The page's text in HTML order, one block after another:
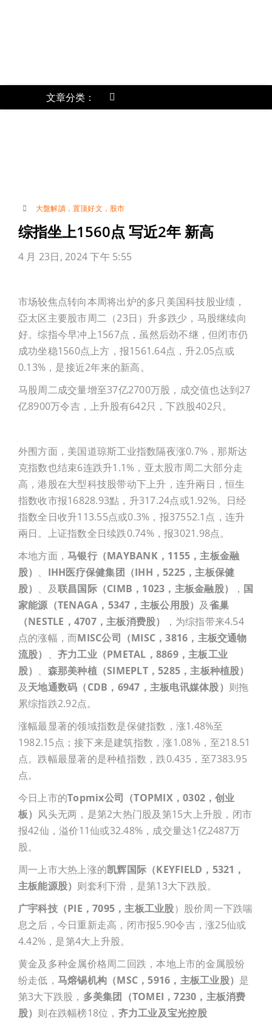
文章分类：
Toggle
账号详情
登入
大盤解讀， 置顶好文 ， 股市
综指坐上1560点 写近2年 新高
4 月 23日, 2024 下午 5:55
市场较焦点转向本周将出炉的多只美国科技股业绩，
亞太区主要股市周二（23日）升多跌少，马股继续向
好。综指今早冲上1567点，虽然后劲不继，但闭市仍
成功坐稳1560点上方，报1561.64点，升2.05点或
0.13%，是接近2年来的新高。
马股周二成交量增至37亿2700万股，成交值也达到27
亿8900万令吉，上升股有642只，下跌股402只。
外围方面，美国道琼斯工业指数隔夜涨0.7%，那斯达
克指数也结束6连跌升1.1%，亚太股市周二大部分走
高，港股在大型科技股带动下上升，连升兩日，恒生
指数收市报16828.93點，升317.24点或1.92%。日经
指数全日收升113.55点或0.3%，报37552.1点，连升
兩日。上证指数全日续跌0.74%，报3021.98点。
本地方面，马银行（MAYBANK，1155，主板金融
股） 、 IHH医疗保健集团（IHH，5225，主板保健
股） 、及联昌国际（CIMB，1023，主板金融股） ， 国
家能源（TENAGA，5347，主板公用股） 及雀巢
（NESTLE，4707，主板消费股）
，为综指带来4.54
点的涨幅，而MISC公司（MISC，3816，主板交通物
流股） 、 齐力工业（PMETAL，8869，主板工业
股） 、 森那美种植（SIMEPLT，5285，主板种植股）
及天地通数码（CDB，6947，主板电讯媒体股） 则拖
累综指跌2.92点。
涨幅最显著的领域指数是保健指数，涨1.48%至
1982.15点；接下来是建筑指数，涨1.08%，至218.51
点。跌幅最显著的是种植指数，跌0.435，至7383.95
点。
今日上市的Topmix公司（TOPMIX，0302，创业
板） 风头无两，是第2大热门股及第15大上升股，闭市
报42仙，溢价11仙或32.48%，成交量达1亿2487万
股。
周一上市大热上涨的凯辉国际（KEYFIELD，5321，
主板能源股） 则套利下滑，是第13大下跌股。
广宇科技（PIE，7095，主板工业股）股价周一下跌喘
息之后，今日重新走高，闭市报5.90令吉，涨25仙或
4.42%，是第4大上升股。
黄金及多种金属价格周二回跌，本地上市的金属股纷
纷走低， 马熔锡机构（MSC ，5916 ，主板工业股） 是
第3大下跌股， 多美集团（TOMEI ，7230 ，主板消费
股） 则在跌幅榜18位， 齐力工业及宝光控股